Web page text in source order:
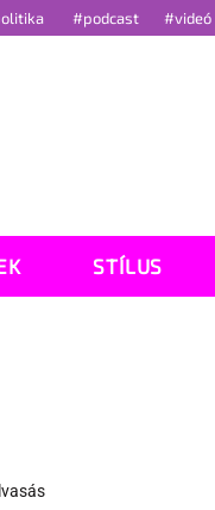
#podcast #videó
STÍLUS